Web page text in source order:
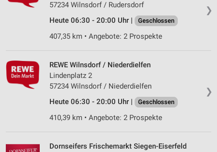
❯
57234 Wilnsdorf / Rudersdorf
Heute 06:30 - 20:00 Uhr |
Geschlossen
407,35 km • Angebote: 2 Prospekte
❯
REWE Wilnsdorf / Niederdielfen
Lindenplatz 2
57234 Wilnsdorf / Niederdielfen
Heute 06:30 - 20:00 Uhr |
Geschlossen
410,39 km • Angebote: 2 Prospekte
Dornseifers Frischemarkt Siegen-Eiserfeld